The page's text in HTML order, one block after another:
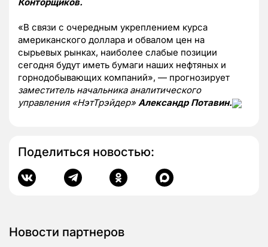
Конторщиков.
«В связи с очередным укреплением курса
американского доллара и обвалом цен на
сырьевых рынках, наиболее слабые позиции
сегодня будут иметь бумаги наших нефтяных и
горнодобывающих компаний», — прогнозирует
заместитель начальника аналитического
управления «НэтТрэйдер» Александр Потавин.
Поделиться новостью:
Новости партнеров